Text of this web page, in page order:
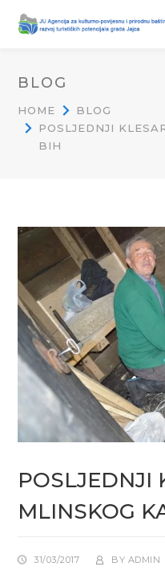
BLOG
HOME
BLOG
POSLJEDNJI
BIH
POSLJEDNJI
MLINSKOG
31/03/2017 BY ADMIN